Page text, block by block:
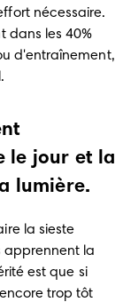
nécessaire.
dans les 40%
d'entraînement,
le jour et la
lumière.
la sieste
apprennent la
est que si
trop tôt